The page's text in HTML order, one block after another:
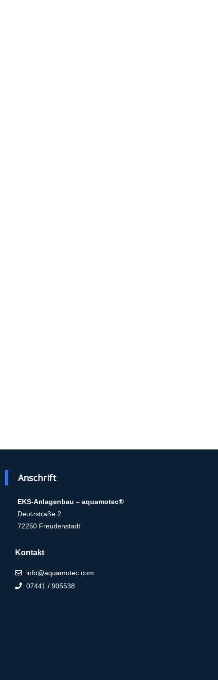
Anschrift
EKS-Anlagenbau – aquamotec®
Deutzstraße 2
72250 Freudenstadt
Kontakt
info@aquamotec.com
07441 / 905538